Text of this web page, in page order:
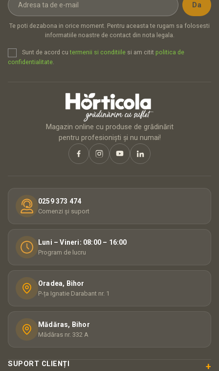
Te poti dezabona in orice moment. Pentru aceasta te rugam sa folosesti
informatiile noastre de contact din nota legala.
Sunt de acord cutermenii si conditiile si am citit politica de
confidentialitate.
Magazin online cu produse de grădinărit
pentru profesioniști și nu numai!
0259 373 474
Comenzi și suport
Luni – Vineri: 08:00 – 16:00
Program de lucru
Oradea, Bihor
P-ța Ignatie Darabant nr. 1
Mădăras, Bihor
Mădăras nr. 332 A
SUPORT CLIENȚI +